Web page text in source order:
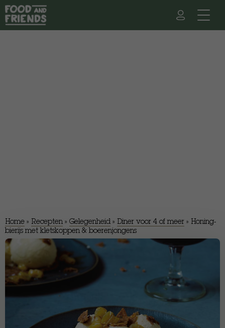
Home » Recepten » Gelegenheid » Diner voor 4 of meer » Honing-
bierijs met kletskoppen & boerenjongens